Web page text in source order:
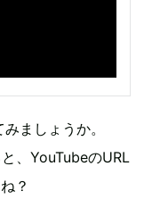
ましょうか。
、YouTubeのURL
？